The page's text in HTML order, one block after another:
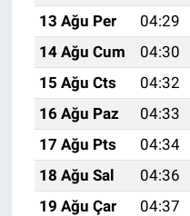
13 Ağu Per
04:29
14 Ağu Cum
04:30
15 Ağu Cts
04:32
16 Ağu Paz
04:33
17 Ağu Pts
04:34
18 Ağu Sal
04:36
19 Ağu Çar
04:37